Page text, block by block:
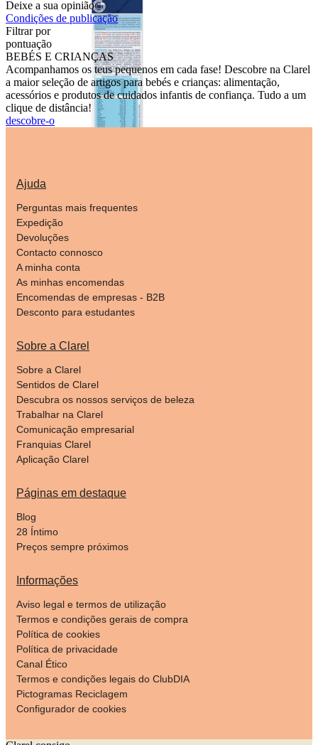
Deixe a sua opinião
Condições de publicação
Filtrar por
pontuação
BEBÉS E CRIANÇAS
Acompanhamos os teus pequenos em cada fase! Descobre na Clarel
a maior seleção de artigos para bebés e crianças: alimentação,
acessórios e produtos de cuidados infantis de confiança. Tudo a um
clique de distância!
descobre-o
Ajuda
Perguntas mais frequentes
Expedição
Devoluções
Contacto connosco
A minha conta
As minhas encomendas
Encomendas de empresas - B2B
Desconto para estudantes
Sobre a Clarel
Sobre a Clarel
Sentidos de Clarel
Descubra os nossos serviços de beleza
Trabalhar na Clarel
Comunicação empresarial
Franquias Clarel
Aplicação Clarel
Páginas em destaque
Blog
28 Íntimo
Preços sempre próximos
Informações
Aviso legal e termos de utilização
Termos e condições gerais de compra
Política de cookies
Política de privacidade
Canal Ético
Termos e condições legais do ClubDIA
Pictogramas Reciclagem
Configurador de cookies